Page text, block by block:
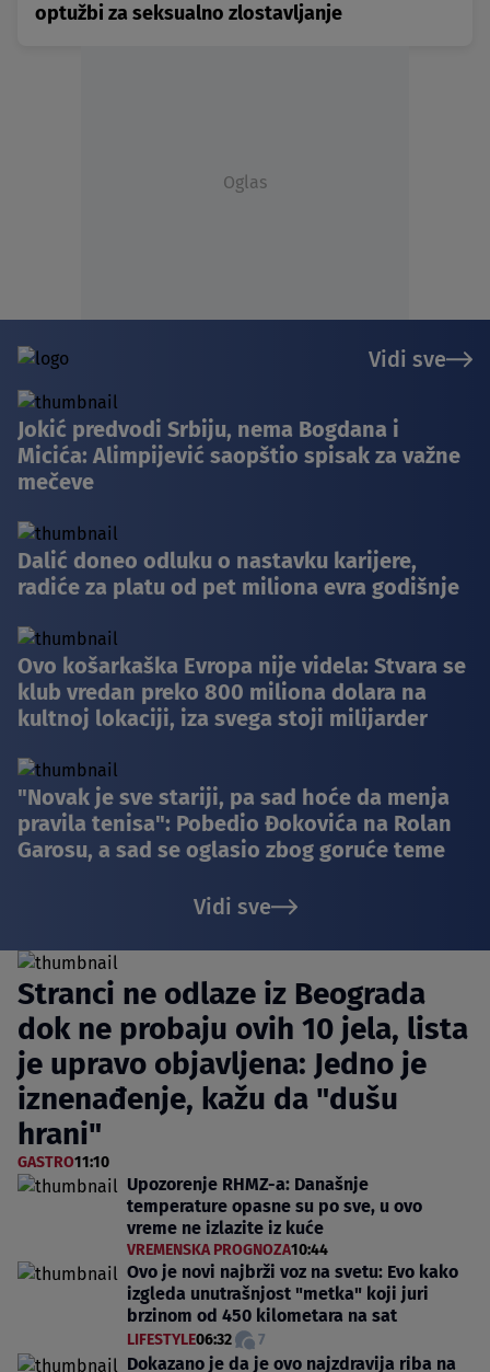
optužbi za seksualno zlostavljanje
Oglas
Vidi sve
Jokić predvodi Srbiju, nema Bogdana i
Micića: Alimpijević saopštio spisak za važne
mečeve
Dalić doneo odluku o nastavku karijere,
radiće za platu od pet miliona evra godišnje
Ovo košarkaška Evropa nije videla: Stvara se
klub vredan preko 800 miliona dolara na
kultnoj lokaciji, iza svega stoji milijarder
"Novak je sve stariji, pa sad hoće da menja
pravila tenisa": Pobedio Đokovića na Rolan
Garosu, a sad se oglasio zbog goruće teme
Vidi sve
Stranci ne odlaze iz Beograda
dok ne probaju ovih 10 jela, lista
je upravo objavljena: Jedno je
iznenađenje, kažu da "dušu
hrani"
GASTRO11:10
Upozorenje RHMZ-a: Današnje
temperature opasne su po sve, u ovo
vreme ne izlazite iz kuće
VREMENSKA PROGNOZA10:44
Ovo je novi najbrži voz na svetu: Evo kako
izgleda unutrašnjost "metka" koji juri
brzinom od 450 kilometara na sat
LIFESTYLE06:32 7
Dokazano je da je ovo najzdravija riba na